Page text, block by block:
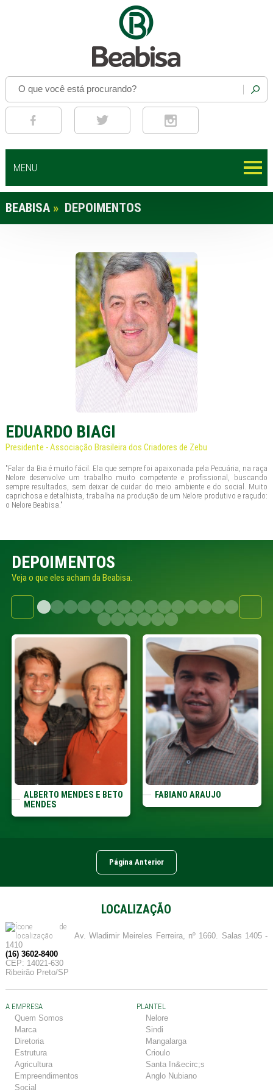
MENU
BEABISA » DEPOIMENTOS
EDUARDO BIAGI
Presidente - Associação Brasileira dos Criadores de Zebu
"Falar da Bia é muito fácil. Ela que sempre foi apaixonada pela Pecuária, na raça
Nelore desenvolve um trabalho muito competente e profissional, buscando
sempre resultados, sem deixar de cuidar do meio ambiente e do social. Muito
caprichosa e detalhista, trabalha na produção de um Nelore produtivo e raçudo:
o Nelore Beabisa."
DEPOIMENTOS
Veja o que eles acham da Beabisa.
ALBERTO MENDES E BETO
MENDES
FABIANO ARAUJO
Página Anterior
LOCALIZAÇÃO
Av. Wladimir Meireles Ferreira, nº 1660. Salas 1405 -
1410
(16) 3602-8400
CEP: 14021-630
Ribeirão Preto/SP
A EMPRESA
Quem Somos
Marca
Diretoria
Estrutura
Agricultura
Empreendimentos
Social
PLANTEL
Nelore
Sindi
Mangalarga
Crioulo
Santa In&ecirc;s
Anglo Nubiano